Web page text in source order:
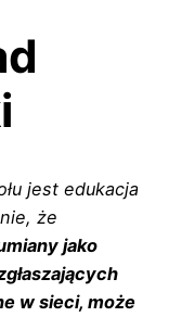
jest edukacja
że
jako
w sieci, może